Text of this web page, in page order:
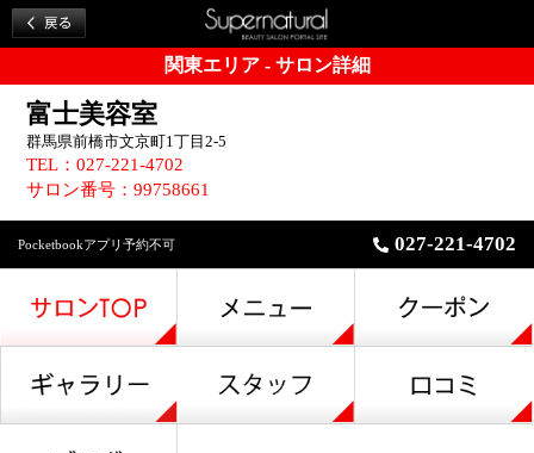
関東エリア - サロン詳細
富士美容室
群馬県前橋市文京町1丁目2-5
TEL：027-221-4702
サロン番号：99758661
Pocketbookアプリ予約不可 027-221-4702